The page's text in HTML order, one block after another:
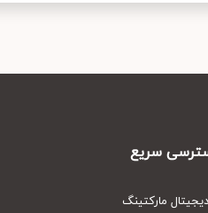
سریع
مارکتینگ